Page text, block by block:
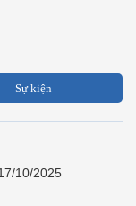
Sự kiện
10/2025